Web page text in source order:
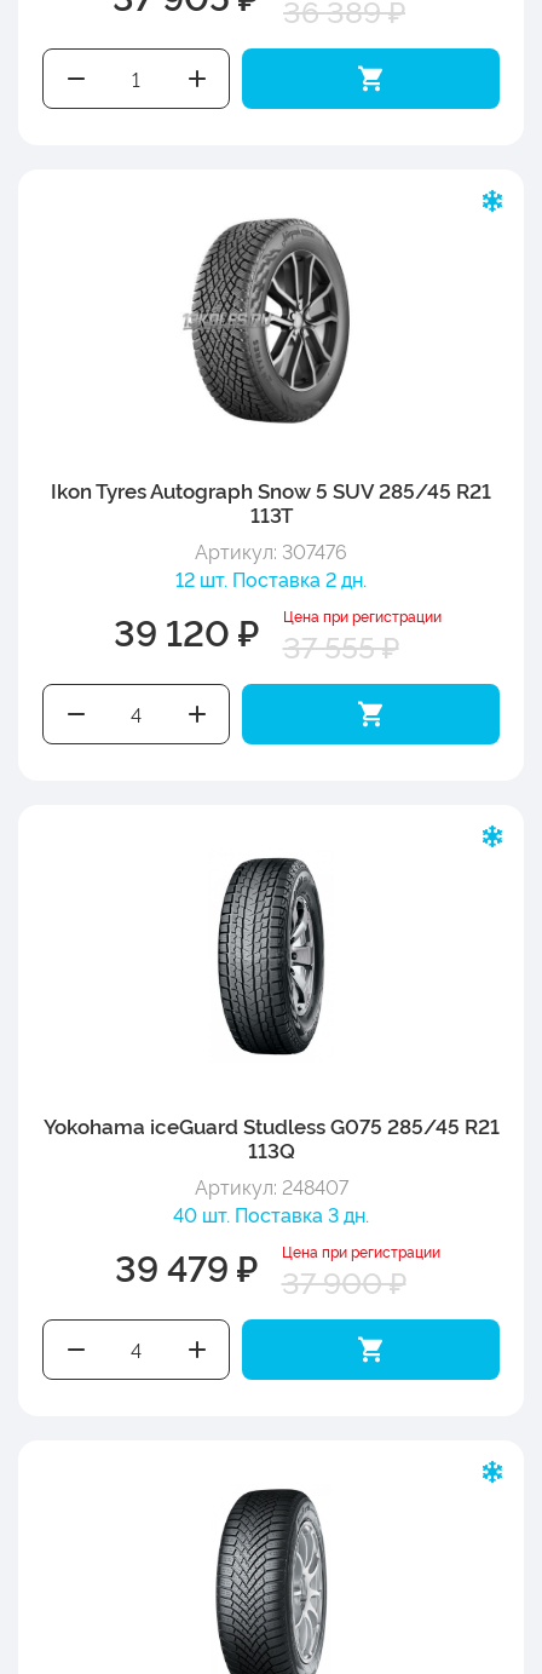
36 389 ₽
Ikon Tyres Autograph Snow 5 SUV 285/45 R21
113T
Артикул: 307476
12 шт. Поставка 2 дн.
39 120 ₽ Цена при регистрации
37 555 ₽
Yokohama iceGuard Studless G075 285/45 R21
113Q
Артикул: 248407
40 шт. Поставка 3 дн.
39 479 ₽ Цена при регистрации
37 900 ₽